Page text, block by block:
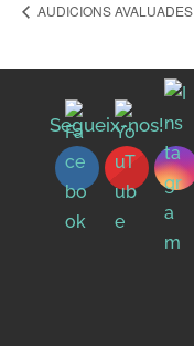
AUDICIONS AVALUADES
Segueix-nos!